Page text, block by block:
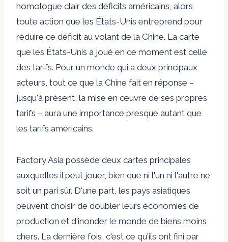
homologue clair des déficits américains, alors
toute action que les États-Unis entreprend pour
réduire ce déficit au volant de la Chine. La carte
que les États-Unis a joué en ce moment est celle
des tarifs. Pour un monde qui a deux principaux
acteurs, tout ce que la Chine fait en réponse –
jusqu'à présent, la mise en œuvre de ses propres
tarifs – aura une importance presque autant que
les tarifs américains.
Factory Asia possède deux cartes principales
auxquelles il peut jouer, bien que ni l'un ni l'autre ne
soit un pari sûr. D'une part, les pays asiatiques
peuvent choisir de doubler leurs économies de
production et d'inonder le monde de biens moins
chers. La dernière fois, c'est ce qu'ils ont fini par